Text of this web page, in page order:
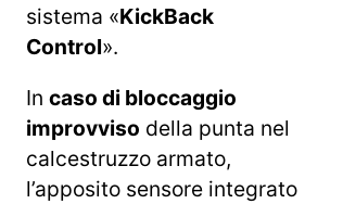
sistema «KickBack
Control».
In caso di bloccaggio
improvviso della punta nel
calcestruzzo armato,
l’apposito sensore integrato